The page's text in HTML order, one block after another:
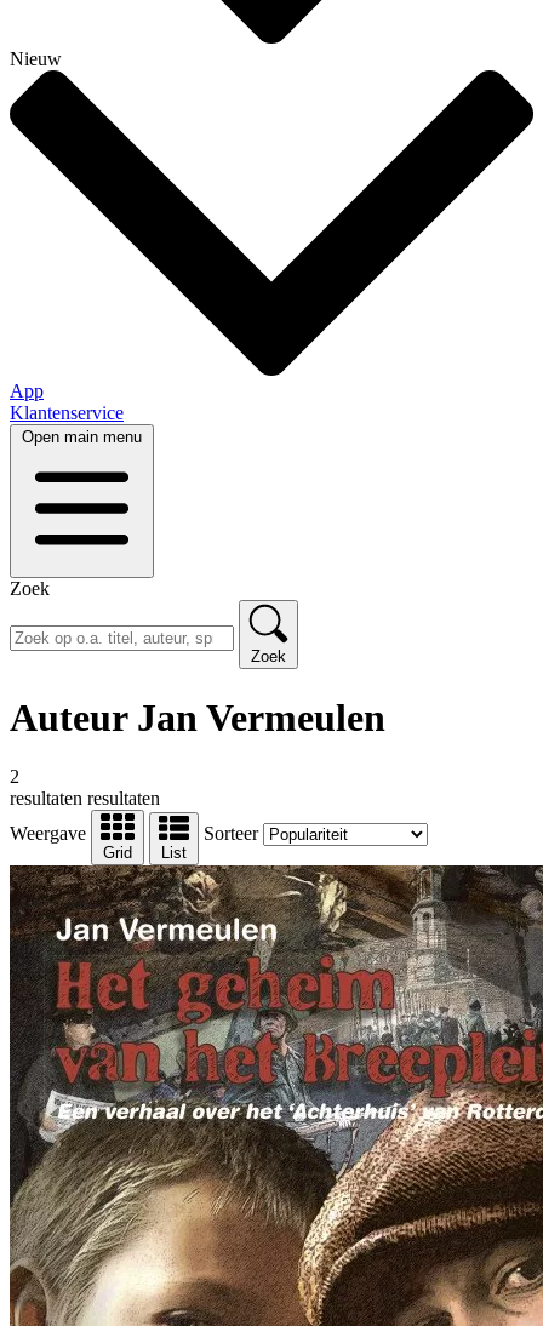
Nieuw
App
Klantenservice
Open main menu
Zoek
Zoek
Auteur Jan Vermeulen
2
resultaten resultaten
Weergave
Grid List
Sorteer